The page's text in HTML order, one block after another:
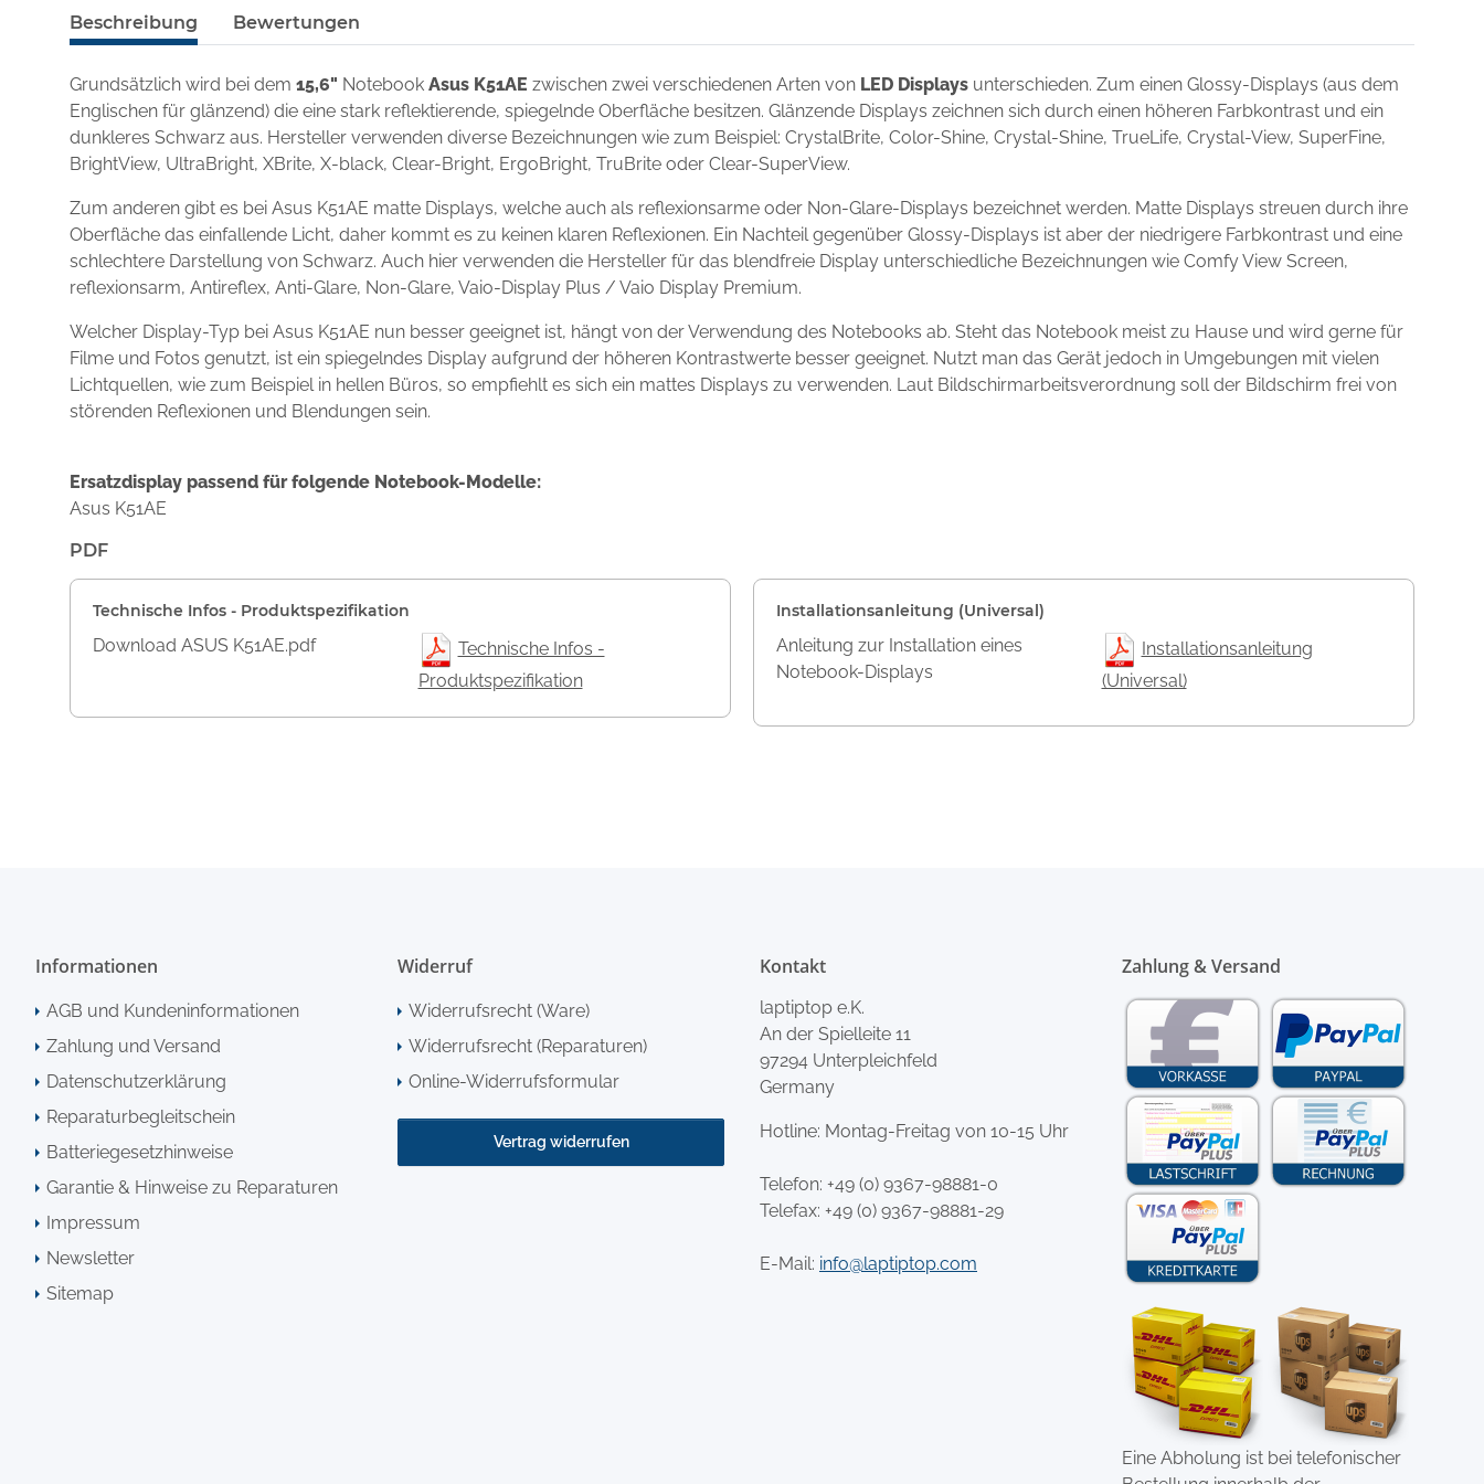
Beschreibung Bewertungen
Grundsätzlich wird bei dem 15,6" Notebook Asus K51AE zwischen zwei verschiedenen Arten von LED Displays unterschieden. Zum einen Glossy-Displays (aus dem
Englischen für glänzend) die eine stark reflektierende, spiegelnde Oberfläche besitzen. Glänzende Displays zeichnen sich durch einen höheren Farbkontrast und ein
dunkleres Schwarz aus. Hersteller verwenden diverse Bezeichnungen wie zum Beispiel: CrystalBrite, Color-Shine, Crystal-Shine, TrueLife, Crystal-View, SuperFine,
BrightView, UltraBright, XBrite, X-black, Clear-Bright, ErgoBright, TruBrite oder Clear-SuperView.
Zum anderen gibt es bei Asus K51AE matte Displays, welche auch als reflexionsarme oder Non-Glare-Displays bezeichnet werden. Matte Displays streuen durch ihre
Oberfläche das einfallende Licht, daher kommt es zu keinen klaren Reflexionen. Ein Nachteil gegenüber Glossy-Displays ist aber der niedrigere Farbkontrast und eine
schlechtere Darstellung von Schwarz. Auch hier verwenden die Hersteller für das blendfreie Display unterschiedliche Bezeichnungen wie Comfy View Screen,
reflexionsarm, Antireflex, Anti-Glare, Non-Glare, Vaio-Display Plus / Vaio Display Premium.
Welcher Display-Typ bei Asus K51AE nun besser geeignet ist, hängt von der Verwendung des Notebooks ab. Steht das Notebook meist zu Hause und wird gerne für
Filme und Fotos genutzt, ist ein spiegelndes Display aufgrund der höheren Kontrastwerte besser geeignet. Nutzt man das Gerät jedoch in Umgebungen mit vielen
Lichtquellen, wie zum Beispiel in hellen Büros, so empfiehlt es sich ein mattes Displays zu verwenden. Laut Bildschirmarbeitsverordnung soll der Bildschirm frei von
störenden Reflexionen und Blendungen sein.
Ersatzdisplay passend für folgende Notebook-Modelle:
Asus K51AE
PDF
Technische Infos - Produktspezifikation
Download ASUS K51AE.pdf
Technische Infos -
Produktspezifikation
Installationsanleitung (Universal)
Anleitung zur Installation eines
Notebook-Displays
Installationsanleitung
(Universal)
Informationen
AGB und Kundeninformationen
Zahlung und Versand
Datenschutzerklärung
Reparaturbegleitschein
Batteriegesetzhinweise
Garantie & Hinweise zu Reparaturen
Impressum
Newsletter
Sitemap
Widerruf
Widerrufsrecht (Ware)
Widerrufsrecht (Reparaturen)
Online-Widerrufsformular
Vertrag widerrufen
Kontakt
laptiptop e.K.
An der Spielleite 11
97294 Unterpleichfeld
Germany
Hotline: Montag-Freitag von 10-15 Uhr
Telefon: +49 (0) 9367-98881-0
Telefax: +49 (0) 9367-98881-29
E-Mail: info@laptiptop.com
Zahlung & Versand
Eine Abholung ist bei telefonischer